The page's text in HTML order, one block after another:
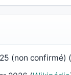
(non confirmé) (